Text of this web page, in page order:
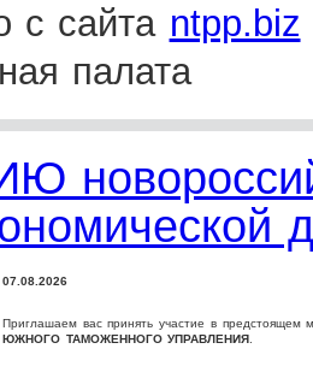
с сайта ntpp.biz
палата
07.08.2026
Приглашаем вас принять участие в предстоящем
ЮЖНОГО ТАМОЖЕННОГО УПРАВЛЕНИЯ.